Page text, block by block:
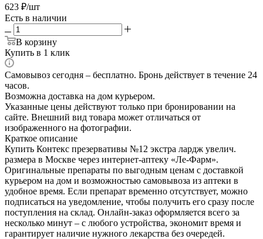
623 ₽/шт
Есть в наличии
В корзину
Купить в 1 клик
Самовывоз сегодня – бесплатно. Бронь действует в течение 24
часов.
Возможна доставка на дом курьером.
Указанные цены действуют только при бронировании на
сайте. Внешний вид товара может отличаться от
изображенного на фотографии.
Краткое описание
Купить Контекс презервативы №12 экстра лардж увелич.
размера в Москве через интернет-аптеку «Ле-Фарм».
Оригинальные препараты по выгодным ценам с доставкой
курьером на дом и возможностью самовывоза из аптеки в
удобное время. Если препарат временно отсутствует, можно
подписаться на уведомление, чтобы получить его сразу после
поступления на склад. Онлайн-заказ оформляется всего за
несколько минут – с любого устройства, экономит время и
гарантирует наличие нужного лекарства без очередей.